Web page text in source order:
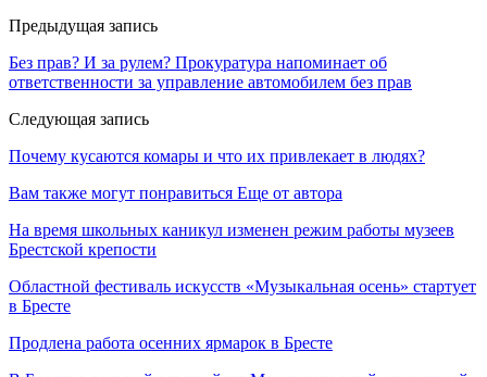
Предыдущая запись
Без прав? И за рулем? Прокуратура напоминает об
ответственности за управление автомобилем без прав
Следующая запись
Почему кусаются комары и что их привлекает в людях?
Вам также могут понравиться Еще от автора
На время школьных каникул изменен режим работы музеев
Брестской крепости
Областной фестиваль искусств «Музыкальная осень» стартует
в Бресте
Продлена работа осенних ярмарок в Бресте